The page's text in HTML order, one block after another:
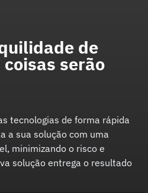
de
serão
tecnologias de forma rápida
a sua solução com uma
minimizando o risco e
solução entrega o resultado